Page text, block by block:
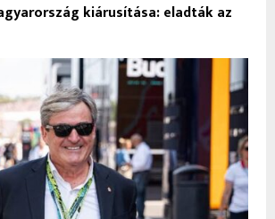
kiárusítása: eladták az